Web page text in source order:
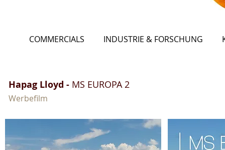
COMMERCIALS INDUSTRIE & FORSCHUNG
Hapag Lloyd - MS EUROPA 2
Werbefilm